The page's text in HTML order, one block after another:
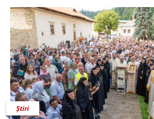
Știri